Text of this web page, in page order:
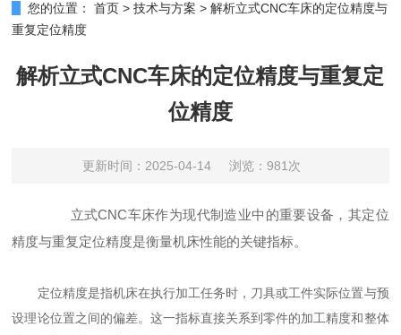
您的位置： 首页 >技术与方案 >解析立式CNC车床的定位精度与
重复定位精度
解析立式CNC车床的定位精度与重复定
位精度
更新时间：2025-04-14 浏览：981次
立式CNC车床作为现代制造业中的重要设备，其定位
精度与重复定位精度是衡量机床性能的关键指标。
定位精度是指机床在执行加工任务时，刀具或工件实际位置与预
设理论位置之间的偏差。这一指标直接关系到零件的加工精度和整体